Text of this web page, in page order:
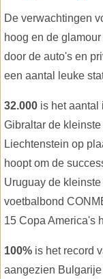
De verwachtingen
hoog en de
door de auto's en
een aantal leuke
32.000 is het aantal
Gibraltar de
Liechtenstein op
hoopt om de
Uruguay de
voetbalbond
15 Copa America's
100% is het record
aangezien